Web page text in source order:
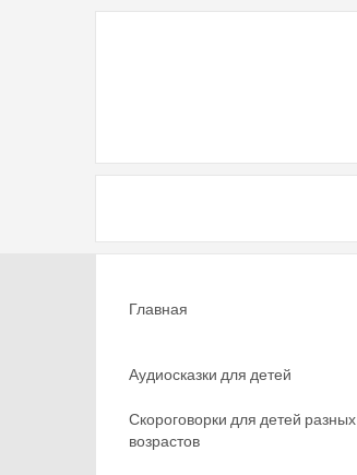
Главная
Аудиосказки для детей
Скороговорки для детей разных
возрастов